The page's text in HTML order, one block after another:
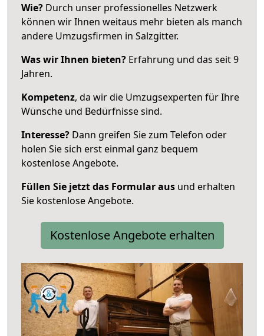
Wie? Durch unser professionelles Netzwerk
können wir Ihnen weitaus mehr bieten als manch
andere Umzugsfirmen in Salzgitter.
Was wir Ihnen bieten? Erfahrung und das seit 9
Jahren.
Kompetenz, da wir die Umzugsexperten für Ihre
Wünsche und Bedürfnisse sind.
Interesse? Dann greifen Sie zum Telefon oder
holen Sie sich erst einmal ganz bequem
kostenlose Angebote.
Füllen Sie jetzt das Formular aus und erhalten
Sie kostenlose Angebote.
Kostenlose Angebote erhalten